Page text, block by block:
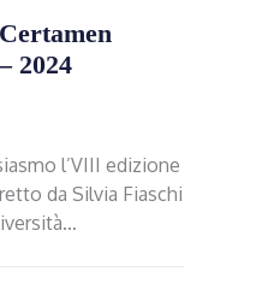
2024
l’VIII edizione
da Silvia Fiaschi